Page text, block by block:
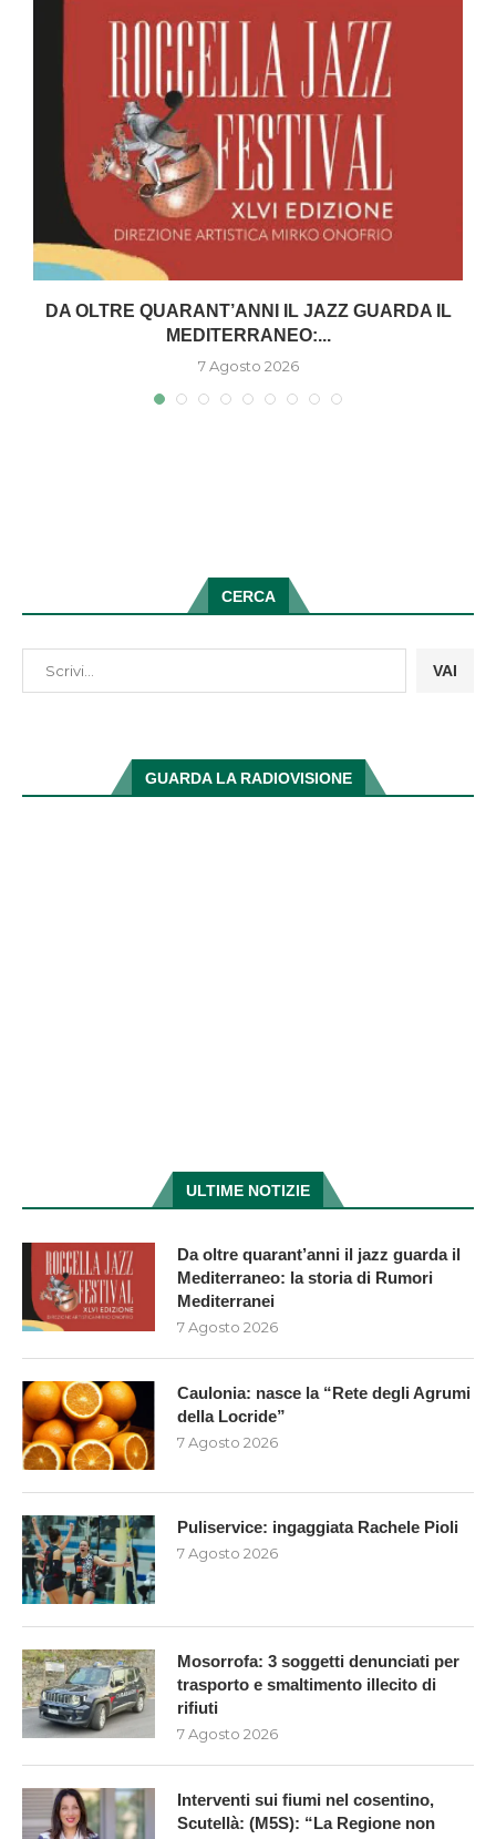
DA OLTRE QUARANT’ANNI IL JAZZ GUARDA IL
MEDITERRANEO:...
7 Agosto 2026
CERCA
VAI
GUARDA LA RADIOVISIONE
ULTIME NOTIZIE
Da oltre quarant’anni il jazz guarda il
Mediterraneo: la storia di Rumori
Mediterranei
7 Agosto 2026
Caulonia: nasce la “Rete degli Agrumi
della Locride”
7 Agosto 2026
Puliservice: ingaggiata Rachele Pioli
7 Agosto 2026
Mosorrofa: 3 soggetti denunciati per
trasporto e smaltimento illecito di
rifiuti
7 Agosto 2026
Interventi sui fiumi nel cosentino,
Scutellà: (M5S): “La Regione non